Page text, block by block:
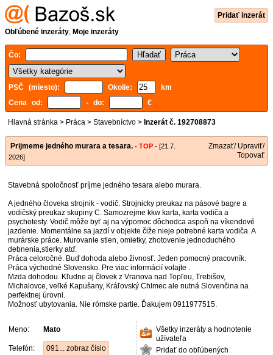
Pridať inzerát
Obľúbené inzeráty, Moje inzeráty
Čo:
PSČ (miesto): Okolie:
km
Cena od:
- do: €
Hlavná stránka > Práca > Stavebníctvo > Inzerát č. 192708873
Prijmeme jedného murara a tesara. - TOP - [21.7.
2026]
Zmazať/ Upraviť/
Topovať
Stavebná spoločnosť príjme jedného tesara alebo murara.
A jedného človeka strojnik - vodič. Strojnicky preukaz na pásové bagre a
vodičský preukaz skupiny C. Samozrejme kkw karta, karta vodiča a
psychotesty. Vodič môže byť aj na výpomoc dôchodca aspoň na víkendové
jazdenie. Momentálne sa jazdí v objekte čiže nieje potrebné karta vodiča. A
murárske práce. Murovanie stien, omietky, zhotovenie jednoduchého
debnenia,stierky atď.
Práca celoročné. Buď dohoda alebo živnosť. Jeden pomocný pracovník.
Práca východné Slovensko. Pre viac informácií volajte .
Mzda dohodou. Kľudne aj človek z Vranova nad Topľou, Trebišov,
Michalovce, veľké Kapušany, Kráľovský Chlmec ale nutná Slovenčina na
perfektnej úrovni.
Možnosť ubytovania. Nie rómske partie. Ďakujem 0911977515.
Meno: Mato
Telefón: 091... zobraz číslo
Všetky inzeráty a hodnotenie
užívateľa
Pridať do obľúbených